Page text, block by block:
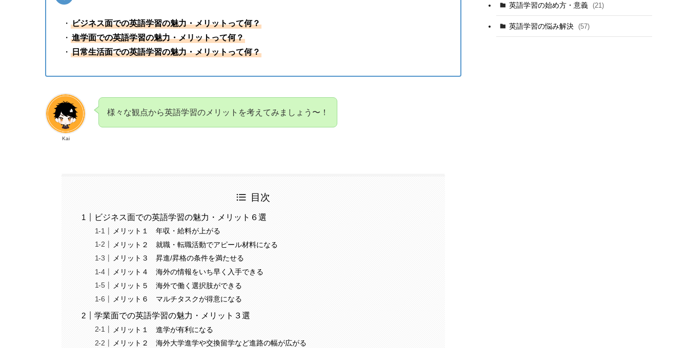
・ ビジネス面での英語学習の魅力・メリットって何？
・ 進学面での英語学習の魅力・メリットって何？
・ 日常生活面での英語学習の魅力・メリットって何？
Kai
様々な観点から英語学習のメリットを考えてみましょう〜！
目次
ビジネス面での英語学習の魅力・メリット６選
メリット１ 年収・給料が上がる
メリット２ 就職・転職活動でアピール材料になる
メリット３ 昇進/昇格の条件を満たせる
メリット４ 海外の情報をいち早く入手できる
メリット５ 海外で働く選択肢ができる
メリット６ マルチタスクが得意になる
学業面での英語学習の魅力・メリット３選
メリット１ 進学が有利になる
メリット２ 海外大学進学や交換留学など進路の幅が広がる
英語学習の始め方・意義 (21)
英語学習の悩み解決 (57)